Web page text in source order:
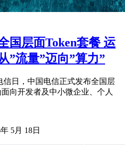
国层面Token套餐 运
”流量”迈向”算力”
信日，中国电信正式发布全国层
向开发者及中小微企业、个人
5月 18日